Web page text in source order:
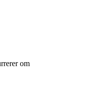
om